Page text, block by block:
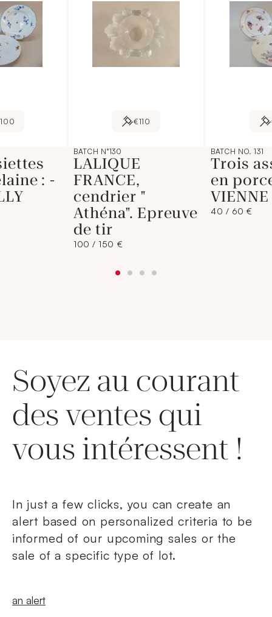
: -
€110
BATCH N°130
LALIQUE
FRANCE,
cendrier "
Athéna". Epreuve
de tir
100 / 150 €
BATCH NO. 131
Trois
en
40 / 60 €
Soyez au courant
des ventes qui
vous intéressent !
In just a few clicks, you can create an
alert based on personalized criteria to be
informed of our upcoming sales or the
sale of a specific type of lot.
New windowCreate
an alert